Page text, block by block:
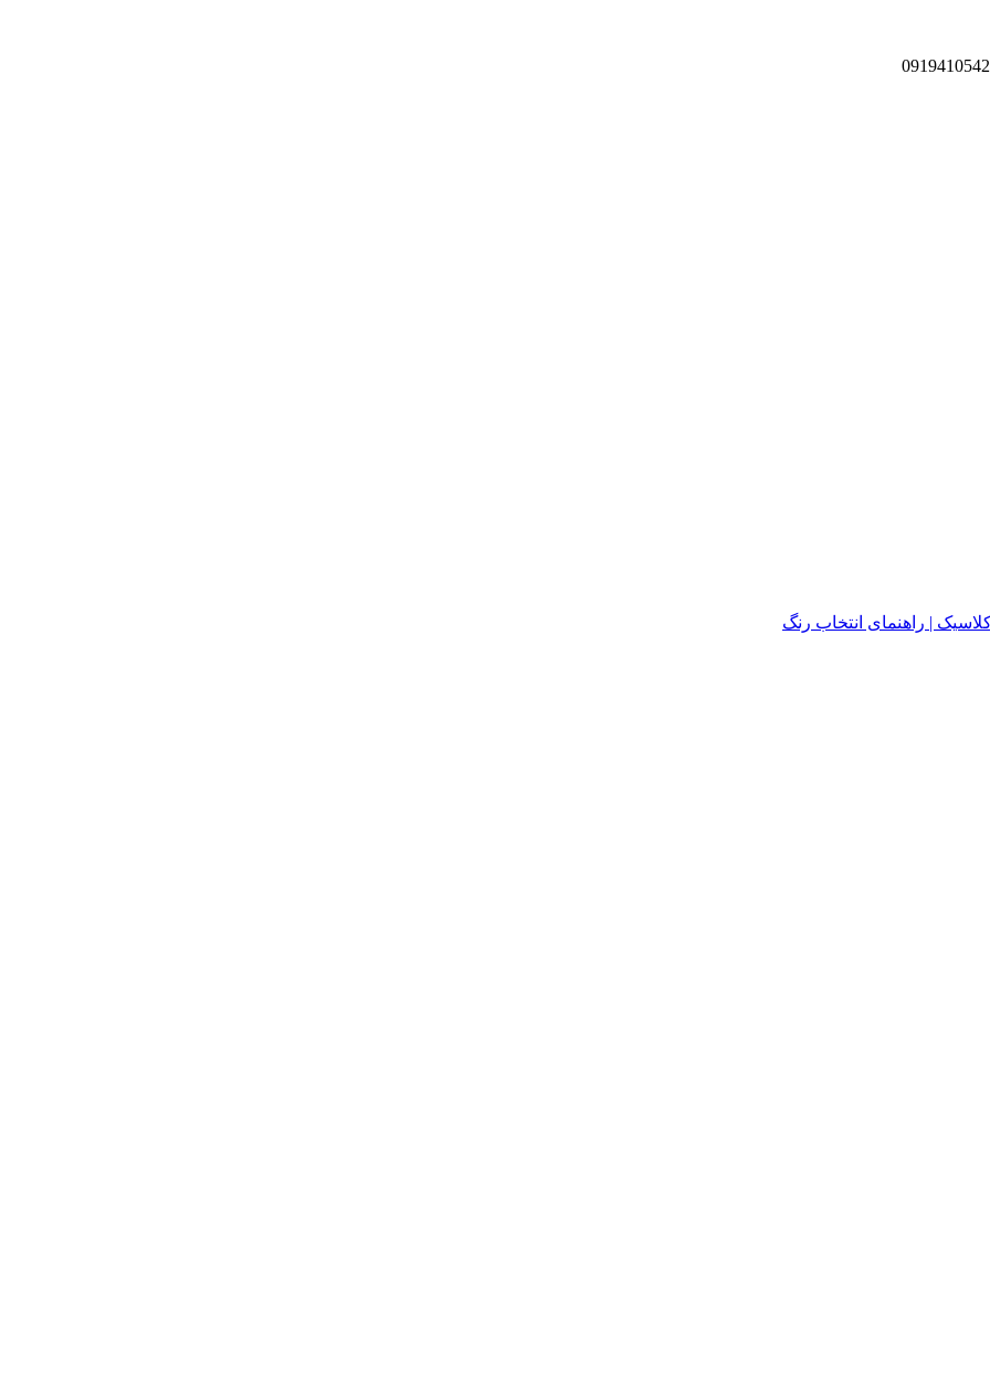
| راهنمای انتخاب رنگ